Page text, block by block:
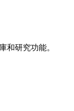
和研究功能。